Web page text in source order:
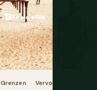
📶Airalo eSIM
Grenzen Vervoer